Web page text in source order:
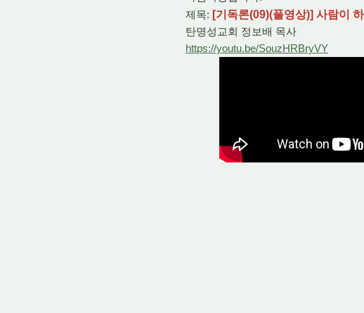
제목: [기독론(09)(풀영상)] 사람이
탄명성교회 정보배 목사
https://youtu.be/SouzHRBryVY